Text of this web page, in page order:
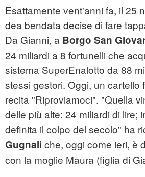
Esattamente vent'anni fa, il 25
dea bendata decise di fare
Da Gianni, a Borgo San
24 miliardi a 8 fortunelli che
sistema SuperEnalotto da 88
stessi gestori. Oggi, un cartello
recita "Riproviamoci". "Quella
delle più alte: 24 miliardi di lire;
definita il colpo del secolo" ha
Gugnali che, oggi come ieri, è
con la moglie Maura (figlia di